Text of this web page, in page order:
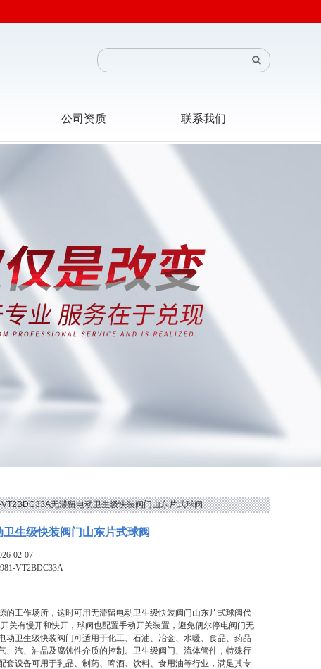
公司资质 联系我们
无滞留电动卫生级快装阀门山东片式球阀
卫生级快装阀门山东片式球阀
02-07
VT2BDC33A
的工作场所，这时可用无滞留电动卫生级快装阀门山东片式球阀代
开关有慢开和快开，球阀也配置手动开关装置，避免偶尔停电阀门无
动卫生级快装阀门可适用于化工、石油、冶金、水暖、食品、药品
、汽、油品及腐蚀性介质的控制。卫生级阀门、流体管件，特殊行
套设备可用于乳品、制药、啤酒、饮料、食用油等行业，满足其专